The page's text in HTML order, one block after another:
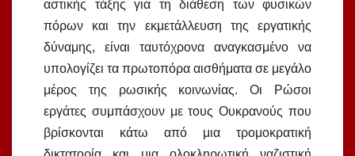
αστικής τάξης για τη διάθεση των φυσικών
πόρων και την εκμετάλλευση της εργατικής
δύναμης, είναι ταυτόχρονα αναγκασμένο να
υπολογίζει τα πρωτοπόρα αισθήματα σε μεγάλο
μέρος της ρωσικής κοινωνίας. Οι Ρώσοι
εργάτες συμπάσχουν με τους Ουκρανούς που
βρίσκονται κάτω από μια τρομοκρατική